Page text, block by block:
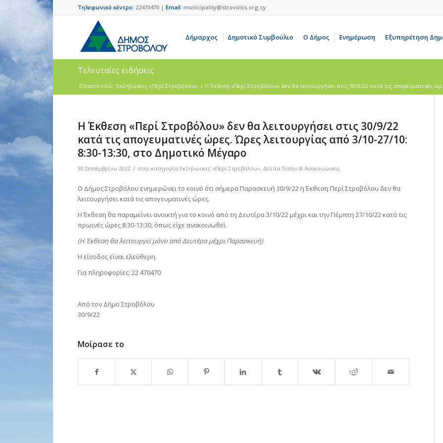
Τηλεφωνικό κέντρο: 22470470 | Email: municipality@strovolos.org.cy
Δήμαρχος Δημοτικό Συμβούλιο Ο Δήμος Ενημέρωση Εξυπηρέτηση
Τελευταίες ειδήσεις
Είσαστε εδώ: Εκδηλώσεις «Περί Στροβόλου» / Η Έκθεση «Περί Στροβόλου» δεν θα λειτουργήσει στις 30/9/22 κατά τις απογευματινές
Η Έκθεση «Περί Στροβόλου» δεν θα λειτουργήσει στις 30/9/22
κατά τις απογευματινές ώρες. Ώρες λειτουργίας από 3/10-27/10:
8:30-13:30, στο Δημοτικό Μέγαρο
30 Σεπτεμβρίου 2022 / στην κατηγορία Εκδηλώσεις «Περί Στροβόλου», Δελτία Τύπου & Ανακοινώσεις
Ο Δήμος Στροβόλου ενημερώνει το κοινό ότι σήμερα Παρασκευή 30/9/22 η Έκθεση Περί Στροβόλου δεν θα
λειτουργήσει κατά τις απογευματινές ώρες.
Η Έκθεση θα παραμείνει ανοικτή για το κοινό από τη Δευτέρα 3/10/22 μέχρι και την Πέμπτη 27/10/22 κατά τις
πρωινές ώρες 8:30-13:30, όπως είχε ανακοινωθεί.
(Η Έκθεση θα λειτουργεί μόνο από Δευτέρα μέχρι Παρασκευή)
Η είσοδος είναι ελεύθερη.
Για πληροφορίες: 22 470470
Από τον Δήμο Στροβόλου
30/9/22
Μοίρασε το